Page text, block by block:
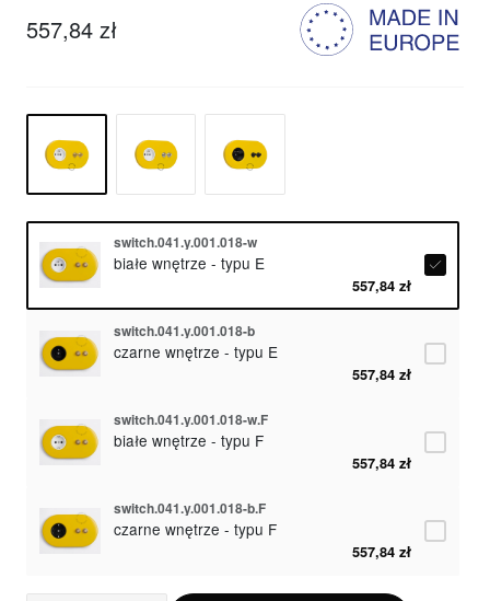
557,84 zł
switch.041.y.001.018-w
białe wnętrze - typu E
557,84 zł
switch.041.y.001.018-b
czarne wnętrze - typu E
557,84 zł
switch.041.y.001.018-w.F
białe wnętrze - typu F
557,84 zł
switch.041.y.001.018-b.F
czarne wnętrze - typu F
557,84 zł